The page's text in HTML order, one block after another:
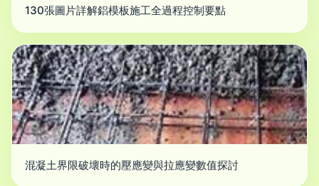
130張圖片詳解鋁模板施工全過程控制要點
混凝土界限破壞時的壓應變與拉應變數值探討